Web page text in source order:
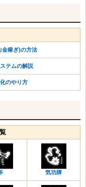
金稼ぎ)の方法
テムの解説
のやり方
気功牌